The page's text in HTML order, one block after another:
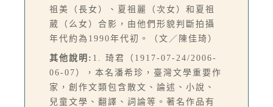
祖美（長女）、夏祖麗（次女）和夏祖
葳（么女）合影，由他們形貌判斷拍攝
年代約為1990年代初。（文／陳佳琦）
其他說明: 1. 琦君（1917-07-24/2006-
06-07），本名潘希珍，臺灣文學重要作
家，創作文類包含散文、論述、小說、
兒童文學、翻譯、詞論等。著名作品有